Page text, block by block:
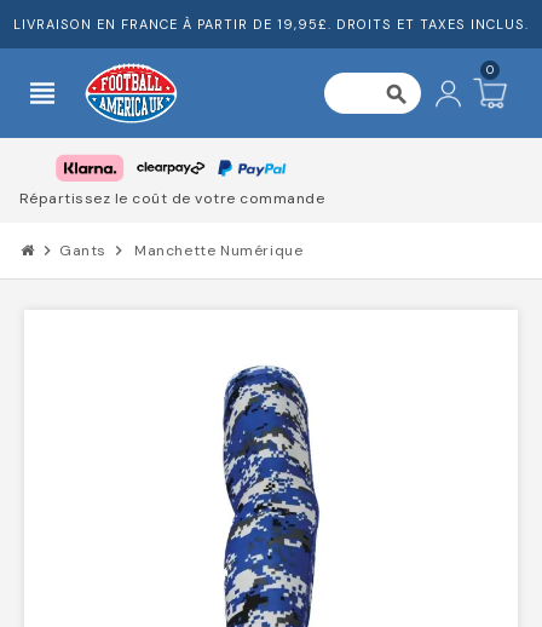
LIVRAISON EN FRANCE À PARTIR DE 19,95£. DROITS ET TAXES INCLUS.
view_headline search
0
Fiable pour des milliers de clients
chevron_right Gants chevron_right Manchette Numérique